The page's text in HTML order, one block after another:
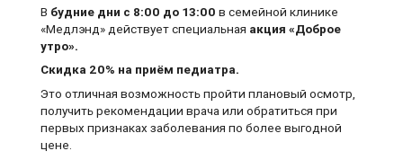
В будние дни с 8:00 до 13:00 в семейной клинике
«Медлэнд» действует специальная акция «Доброе
утро».
Скидка 20% на приём педиатра.
Это отличная возможность пройти плановый осмотр,
получить рекомендации врача или обратиться при
первых признаках заболевания по более выгодной
цене.